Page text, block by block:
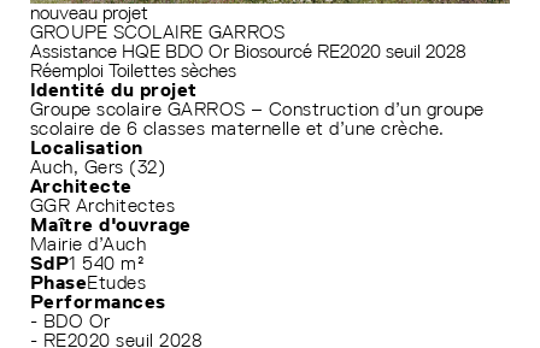
nouveau projet
GROUPE SCOLAIRE GARROS
Assistance HQE BDO Or Biosourcé RE2020 seuil 2028
Réemploi Toilettes sèches
Identité du projet
Groupe scolaire GARROS – Construction d’un groupe
scolaire de 6 classes maternelle et d’une crèche.
Localisation
Auch, Gers (32)
Architecte
GGR Architectes
Maître d'ouvrage
Mairie d’Auch
SdP1 540 m²
PhaseEtudes
Performances
- BDO Or
- RE2020 seuil 2028